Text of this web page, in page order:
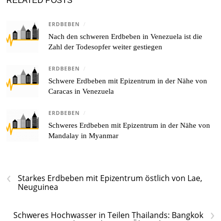
ERDBEBEN /
Nach den schweren Erdbeben in Venezuela ist die
Zahl der Todesopfer weiter gestiegen
ERDBEBEN /
Schwere Erdbeben mit Epizentrum in der Nähe von
Caracas in Venezuela
ERDBEBEN /
Schweres Erdbeben mit Epizentrum in der Nähe von
Mandalay in Myanmar
‹
Starkes Erdbeben mit Epizentrum östlich von Lae,
Neuguinea
›
Schweres Hochwasser in Teilen Thailands: Bangkok